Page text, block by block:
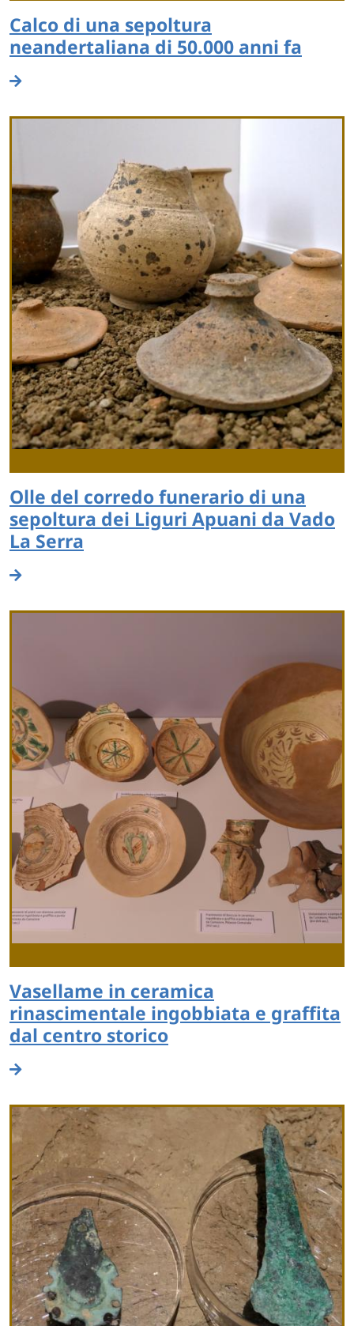
Calco di una sepoltura
neandertaliana di 50.000 anni fa
Olle del corredo funerario di una
sepoltura dei Liguri Apuani da Vado
La Serra
Vasellame in ceramica
rinascimentale ingobbiata e graffita
dal centro storico